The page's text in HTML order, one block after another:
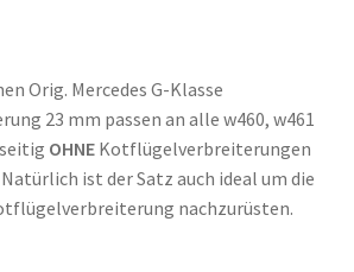
Orig. Mercedes G-Klasse
23 mm passen an alle w460, w461
OHNEKotflügelverbreiterungen
ist der Satz auch ideal um die
nachzurüsten.